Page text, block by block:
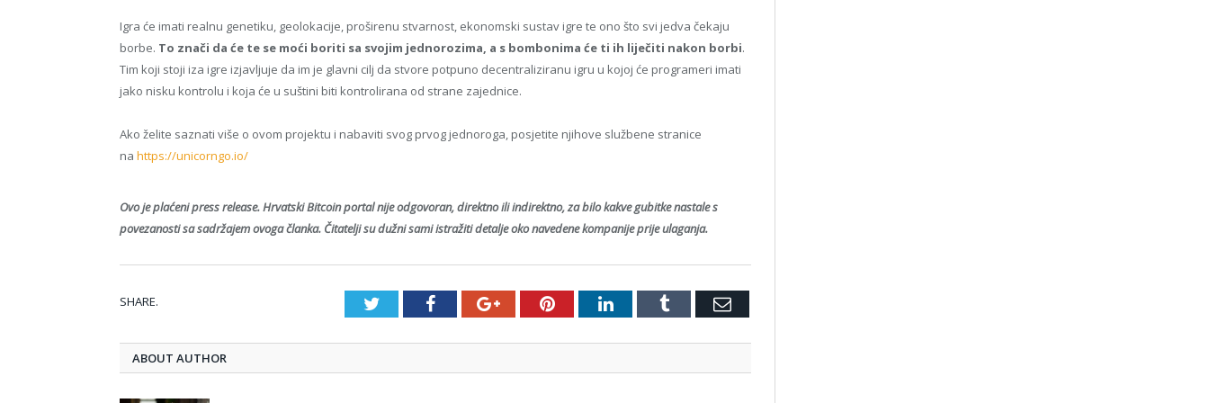
Igra će imati realnu genetiku, geolokacije, proširenu stvarnost, ekonomski sustav igre te ono što svi jedva čekaju
borbe. To znači da će te se moći boriti sa svojim jednorozima, a s bombonima će ti ih liječiti nakon borbi.
Tim koji stoji iza igre izjavljuje da im je glavni cilj da stvore potpuno decentraliziranu igru u kojoj će programeri imati
jako nisku kontrolu i koja će u suštini biti kontrolirana od strane zajednice.
Ako želite saznati više o ovom projektu i nabaviti svog prvog jednoroga, posjetite njihove službene stranice
na https://unicorngo.io/
Ovo je plaćeni press release. Hrvatski Bitcoin portal nije odgovoran, direktno ili indirektno, za bilo kakve gubitke nastale s
povezanosti sa sadržajem ovoga članka. Čitatelji su dužni sami istražiti detalje oko navedene kompanije prije ulaganja.
SHARE. TwitterFacebookGoogle+PinterestLinkedInTumblr Email
ABOUT AUTHOR